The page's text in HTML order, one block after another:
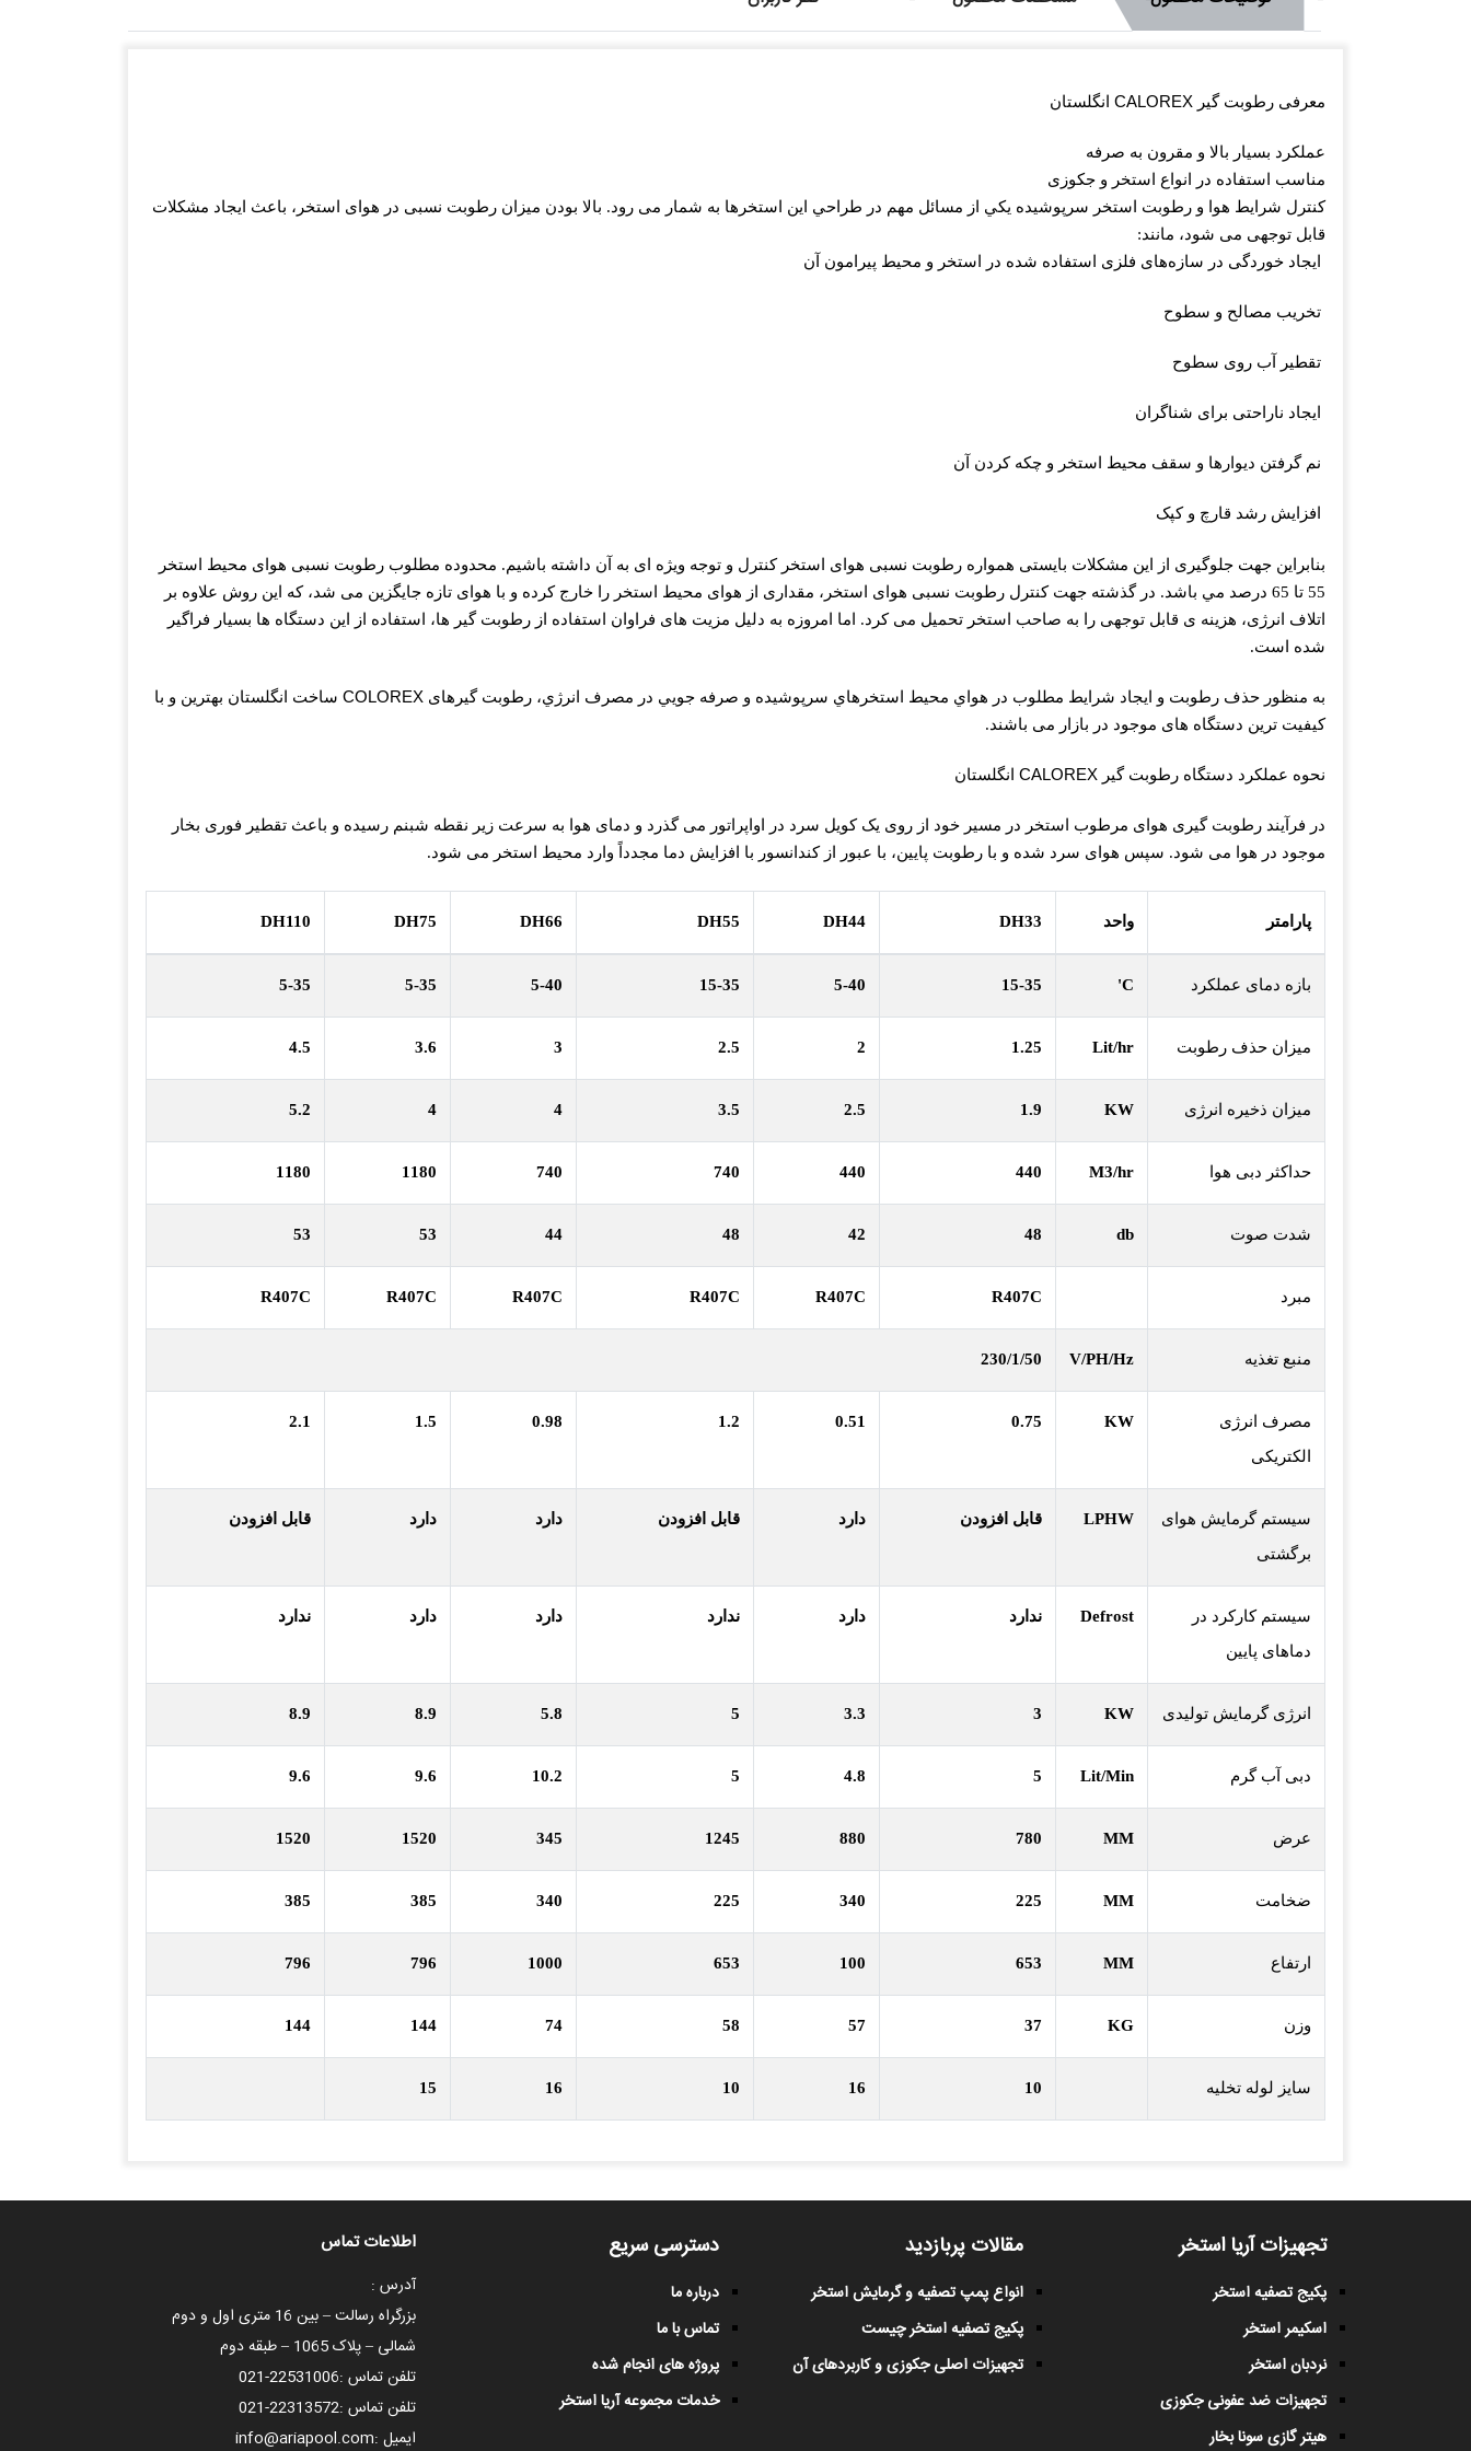
معرفی رطوبت گیر CALOREX انگلستان
عملکرد بسیار بالا و مقرون به صرفه
مناسب استفاده در انواع استخر و جکوزی
كنترل شرايط هوا و رطوبت استخر سرپوشيده يكي از مسائل مهم در طراحي اين استخرها به شمار می رود. بالا بودن میزان رطوبت نسبی در هوای استخر، باعث ایجاد مشکلات
قابل توجهی می شود، مانند:
ایجاد خوردگی در ساز‌ه‌های فلزی استفاده شده در استخر و محیط پیرامون آن
تخریب مصالح و سطوح
تقطیر آب روی سطوح
ایجاد ناراحتی برای شناگران
نم گرفتن دیوارها و سقف محیط استخر و چکه کردن آن
افزایش رشد قارچ و کپک
بنابراین جهت جلوگیری از این مشکلات بایستی همواره رطوبت نسبی هوای استخر کنترل و توجه ویژه ای به آن داشته باشیم. محدوده مطلوب رطوبت نسبی هوای محیط استخر
55 تا 65 درصد مي باشد. در گذشته جهت کنترل رطوبت نسبی هوای استخر، مقداری از هوای محیط استخر را خارج کرده و با هوای تازه جایگزین می شد، که این روش علاوه بر
اتلاف انرژی، هزینه ی قابل توجهی را به صاحب استخر تحمیل می کرد. اما امروزه به دلیل مزیت های فراوان استفاده از رطوبت گیر ها، استفاده از این دستگاه ها بسیار فراگیر
شده است.
به منظور حذف رطوبت و ايجاد شرايط مطلوب در هواي محيط استخرهاي سرپوشيده و صرفه جويي در مصرف انرژي، رطوبت گیرهای COLOREX ساخت انگلستان بهترین و با
کیفیت ترین دستگاه های موجود در بازار می باشند.
نحوه عملکرد دستگاه رطوبت گیر CALOREX انگلستان
در فرآیند رطوبت گیری هوای مرطوب استخر در مسیر خود از روی یک کویل سرد در اواپراتور می گذرد و دمای هوا به سرعت زیر نقطه شبنم رسیده و باعث تقطیر فوری بخار
موجود در هوا می شود. سپس هوای سرد شده و با رطوبت پایین، با عبور از کندانسور با افزایش دما مجدداً وارد محیط استخر می شود.
پارامتر واحد DH33
DH44
DH55
DH66
DH75
DH110
بازه دمای عملکرد C
'
15-35
5-40
15-35
5-40
5-35
5-35
میزان حذف رطوبت Lit/hr
1.25
2
2.5
3
3.6
4.5
میزان ذخیره انرژی KW
1.9
2.5
3.5
4
4
5.2
حداکثر دبی هوا M3/hr
440
440
740
740
1180
1180
شدت صوت db
48
42
48
44
53
53
مبرد R407C
R407C
R407C
R407C
R407C
R407C
منبع تغذیه V/PH/Hz
230/1/50
مصرف انرژی
الکتریکی
KW
0.75
0.51
1.2
0.98
1.5
2.1
سیستم گرمایش هوای
برگشتی
LPHW قابل افزودن دارد قابل افزودن دارد دارد قابل افزودن
سیستم کارکرد در
دماهای پایین
Defrost ندارد دارد ندارد دارد دارد ندارد
انرژی گرمایش تولیدی KW
3
3.3
5
5.8
8.9
8.9
دبی آب گرم Lit/Min
5
4.8
5
10.2
9.6
9.6
عرض MM
780
880
1245
345
1520
1520
ضخامت MM
225
340
225
340
385
385
ارتفاع MM
653
100
653
1000
796
796
وزن KG
37
57
58
74
144
144
سایز لوله تخلیه 10
16
10
16
15
تجهیزات آریا استخر
پکیج تصفیه استخر
اسکیمر استخر
نردبان استخر
تجهیزات ضد عفونی جکوزی
هیتر گازی سونا بخار
مقالات پربازدید
انواع پمپ تصفیه و گرمایش استخر
پکیج تصفیه استخر چیست
تجهیزات اصلی جکوزی و کاربردهای آن
دسترسی سریع
درباره ما
تماس با ما
پروژه های انجام شده
خدمات مجموعه آریا استخر
اطلاعات تماس
آدرس :
بزرگراه رسالت – بین 16 متری اول و دوم
شمالی – پلاک 1065 – طبقه دوم
تلفن تماس :021-22531006
تلفن تماس :021-22313572
ایمیل :info@ariapool.com